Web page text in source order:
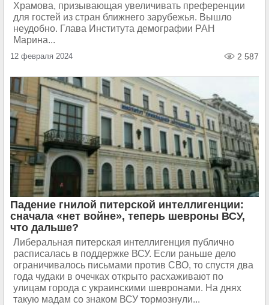
Храмова, призывающая увеличивать преференции
для гостей из стран ближнего зарубежья. Вышло
неудобно. Глава Института демографии РАН
Марина...
12 февраля 2024 2 587
Падение гнилой питерской интеллигенции:
сначала «нет войне», теперь шевроны ВСУ,
что дальше?
Либеральная питерская интеллигенция публично
расписалась в поддержке ВСУ. Если раньше дело
ограничивалось письмами против СВО, то спустя два
года чудаки в очечках открыто расхаживают по
улицам города с украинскими шевронами. На днях
такую мадам со знаком ВСУ тормознули...